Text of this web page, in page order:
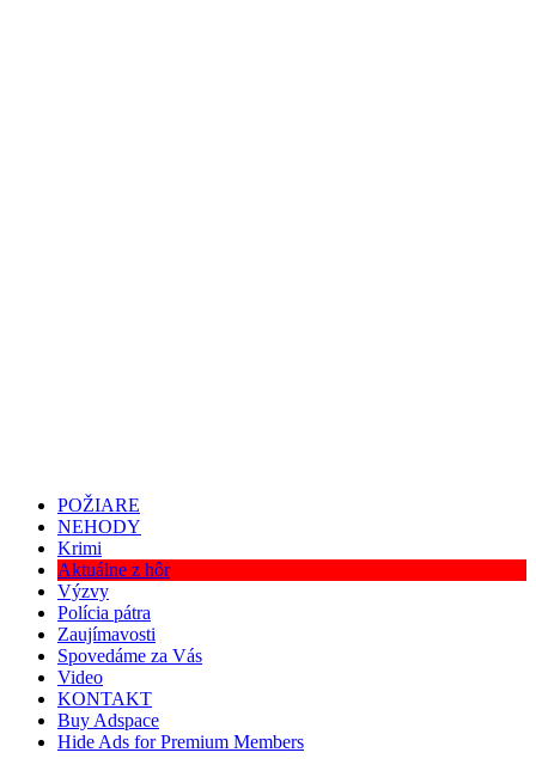
POŽIARE
NEHODY
Krimi
Aktuálne z hôr
Výzvy
Polícia pátra
Zaujímavosti
Spovedáme za Vás
Video
KONTAKT
Buy Adspace
Hide Ads for Premium Members